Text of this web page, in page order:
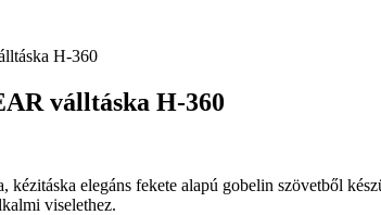
válltáska H-360
elegáns fekete alapú gobelin szövetből
viselethez.